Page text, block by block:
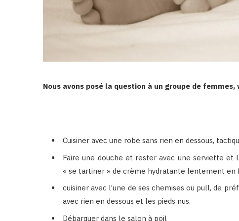
Nous avons posé la question à un groupe de femmes,
Cuisiner avec une robe sans rien en dessous,
Faire une douche et rester avec une serviette
« se tartiner » de crème hydratante lentement en
cuisiner avec l’une de ses chemises ou pull, de
avec rien en dessous et les pieds nus.
Débarquer dans le salon à poil